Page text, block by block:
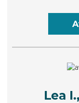
Lea I.,